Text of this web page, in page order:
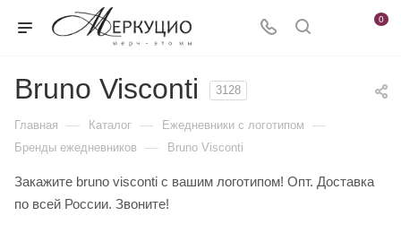
0
Bruno Visconti 3128
Главная — Каталог — Ежедневники c логотипом —
Бренды ежедневников — Bruno Visconti
Закажите bruno visconti с вашим логотипом! Опт. Доставка
по всей России. Звоните!